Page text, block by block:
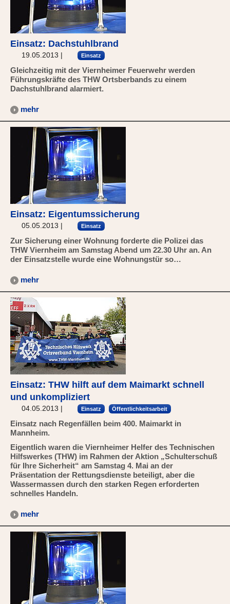
Einsatz: Dachstuhlbrand
19.05.2013 | Einsatz
Gleichzeitig mit der Viernheimer Feuerwehr werden
Führungskräfte des THW Ortsberbands zu einem
Dachstuhlbrand alarmiert.
mehr
Einsatz: Eigentumssicherung
05.05.2013 | Einsatz
Zur Sicherung einer Wohnung forderte die Polizei das
THW Viernheim am Samstag Abend um 22.30 Uhr an. An
der Einsatzstelle wurde eine Wohnungstür so…
mehr
Einsatz: THW hilft auf dem Maimarkt schnell
und unkompliziert
04.05.2013 | Einsatz Öffentlichkeitsarbeit
Einsatz nach Regenfällen beim 400. Maimarkt in
Mannheim.
Eigentlich waren die Viernheimer Helfer des Technischen
Hilfswerkes (THW) im Rahmen der Aktion „Schulterschuß
für Ihre Sicherheit“ am Samstag 4. Mai an der
Präsentation der Rettungsdienste beteiligt, aber die
Wassermassen durch den starken Regen erforderten
schnelles Handeln.
mehr